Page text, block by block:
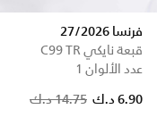
فرنسا 27/2026
قبعة نايكي C99 TR
عدد الألوان 1
14.75 د.ك
6.90 د.ك